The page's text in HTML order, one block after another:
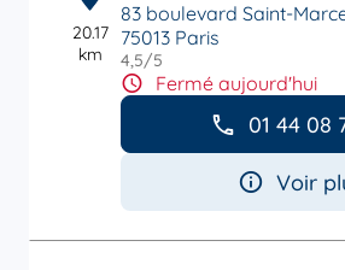
20.17
km
83 boulevard Saint-
75013 Paris
4,5/5
Fermé aujourd'hui
01 44 08
Voir